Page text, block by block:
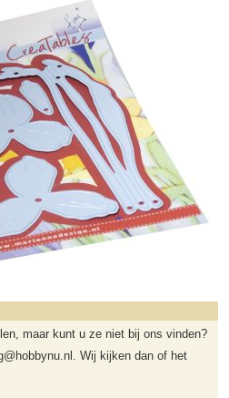
maar kunt u ze niet bij ons vinden?
Wij kijken dan of het